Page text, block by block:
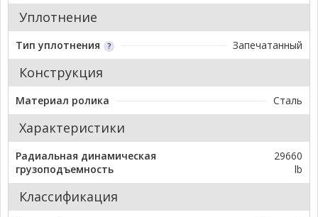
Уплотнение
Тип уплотнения Запечатанный
Конструкция
Материал ролика Сталь
Характеристики
Радиальная динамическая
грузоподъемность
29660
lb
Классификация